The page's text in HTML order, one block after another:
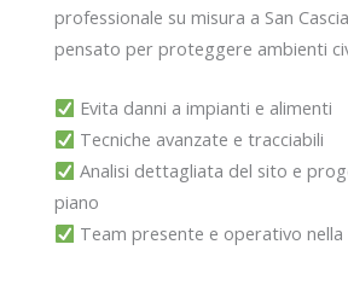
professionale su misura a San
pensato per proteggere ambienti
Evita danni a impianti e alimenti
Tecniche avanzate e tracciabili
Analisi dettagliata del sito e
piano
Team presente e operativo